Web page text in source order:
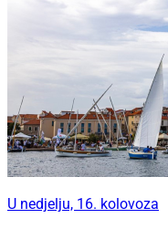
U nedjelju, 16. kolovoza